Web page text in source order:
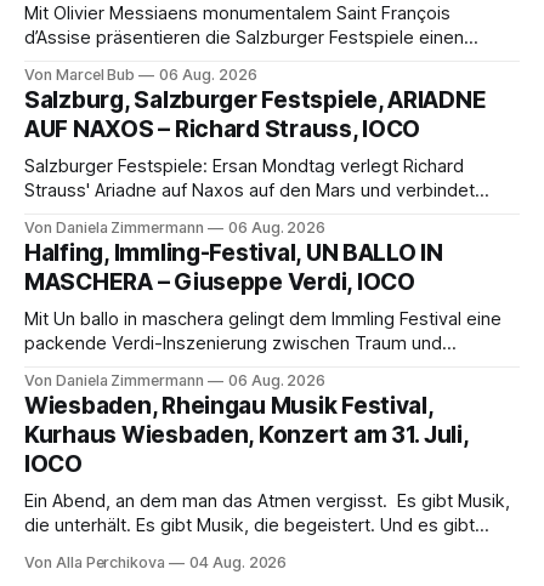
Mit Olivier Messiaens monumentalem Saint François
d’Assise präsentieren die Salzburger Festspiele einen
eine bildgewaltige Inszenierung, Maxime Pascal entfaltet
die komplexe Partitur eindrucksvoll, Philippe Sly berührt als
Franziskus.
Von Marcel Bub 06 Aug. 2026
Salzburg, Salzburger Festspiele, ARIADNE
AUF NAXOS – Richard Strauss, IOCO
Salzburger Festspiele: Ersan Mondtag verlegt Richard
Strauss' Ariadne auf Naxos auf den Mars und verbindet
Aufführung mit starken Solisten und den Wiener
Philharmonikern, szenisch bleibt der zweite Akt jedoch
hinter den Erwartungen zurück.
Von Daniela Zimmermann 06 Aug. 2026
Halfing, Immling-Festival, UN BALLO IN
MASCHERA – Giuseppe Verdi, IOCO
Mit Un ballo in maschera gelingt dem Immling Festival eine
packende Verdi-Inszenierung zwischen Traum und
psychologische Tiefe mit starken Bildern, getragen von
einem spielfreudigen Ensemble und einer musikalisch
überzeugenden Gesamtleistung.
Von Daniela Zimmermann 06 Aug. 2026
Wiesbaden, Rheingau Musik Festival,
Kurhaus Wiesbaden, Konzert am 31. Juli,
IOCO
Ein Abend, an dem man das Atmen vergisst. Es gibt Musik,
die unterhält. Es gibt Musik, die begeistert. Und es gibt
Genau so war der Abend im Kurhaus Wiesbaden, an dem
Von Alla Perchikova 04 Aug. 2026